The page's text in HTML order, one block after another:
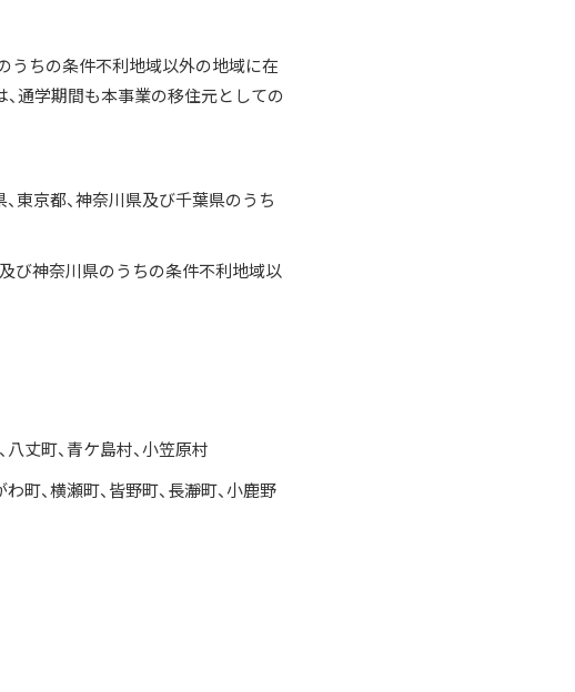
うちの条件不利地域以外の地域に在
通学期間も本事業の移住元としての
東京都、神奈川県及び千葉県のうち
び神奈川県のうちの条件不利地域以
八丈町、青ケ島村、小笠原村
町、横瀬町、皆野町、長瀞町、小鹿野